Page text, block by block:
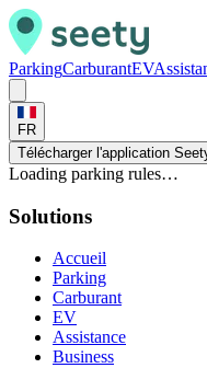
ParkingCarburantEV
FR
Télécharger l'application
Loading parking rules…
Solutions
Accueil
Parking
Carburant
EV
Assistance
Business